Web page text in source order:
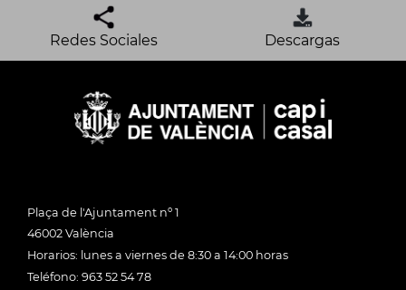
Redes Sociales Descargas
Plaça de l'Ajuntament nº 1
46002 València
Horarios: lunes a viernes de 8:30 a 14:00 horas
Teléfono: 963 52 54 78